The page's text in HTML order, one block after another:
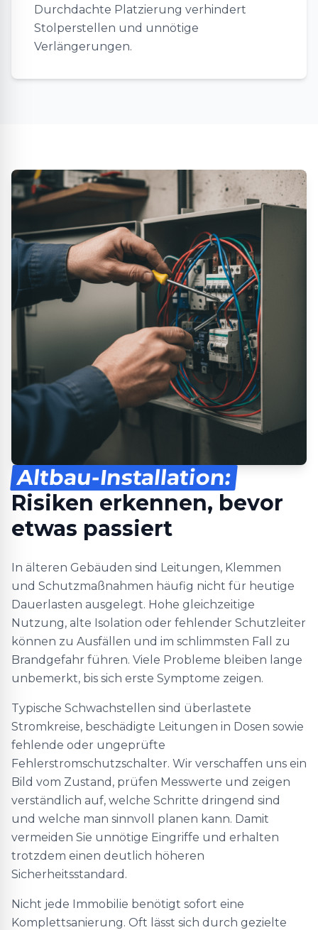
Durchdachte Platzierung verhindert
Stolperstellen und unnötige
Verlängerungen.
Altbau-Installation:
Risiken erkennen, bevor
etwas passiert
In älteren Gebäuden sind Leitungen, Klemmen
und Schutzmaßnahmen häufig nicht für heutige
Dauerlasten ausgelegt. Hohe gleichzeitige
Nutzung, alte Isolation oder fehlender Schutzleiter
können zu Ausfällen und im schlimmsten Fall zu
Brandgefahr führen. Viele Probleme bleiben lange
unbemerkt, bis sich erste Symptome zeigen.
Typische Schwachstellen sind überlastete
Stromkreise, beschädigte Leitungen in Dosen sowie
fehlende oder ungeprüfte
Fehlerstromschutzschalter. Wir verschaffen uns ein
Bild vom Zustand, prüfen Messwerte und zeigen
verständlich auf, welche Schritte dringend sind
und welche man sinnvoll planen kann. Damit
vermeiden Sie unnötige Eingriffe und erhalten
trotzdem einen deutlich höheren
Sicherheitsstandard.
Nicht jede Immobilie benötigt sofort eine
Komplettsanierung. Oft lässt sich durch gezielte